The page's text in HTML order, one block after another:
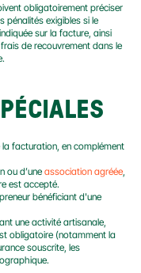
obligatoirement préciser
pénalités exigibles si le
sur la facture, ainsi
de recouvrement dans le
facturation, en complément
ou d’une association agréée
est accepté.
une activité artisanale,
obligatoire (notamment la
souscrite, les